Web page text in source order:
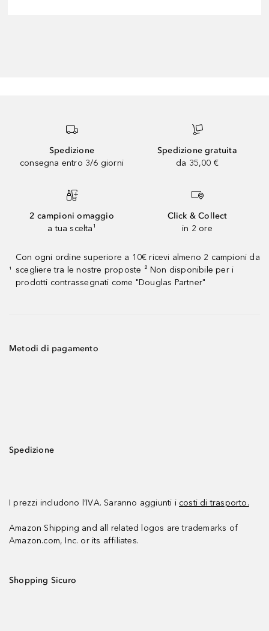
Spedizione
consegna entro 3/6 giorni
Spedizione gratuita
da 35,00 €
2 campioni omaggio
a tua scelta¹
Click & Collect
in 2 ore
¹
Con ogni ordine superiore a 10€ ricevi almeno 2 campioni da
scegliere tra le nostre proposte ² Non disponibile per i
prodotti contrassegnati come "Douglas Partner"
Metodi di pagamento
Spedizione
I prezzi includono l’IVA. Saranno aggiunti i costi di trasporto.
Amazon Shipping and all related logos are trademarks of
Amazon.com, Inc. or its affiliates.
Shopping Sicuro